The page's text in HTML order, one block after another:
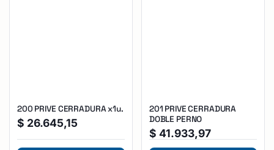
200 PRIVE CERRADURA x1u.
$ 26.645,15
201 PRIVE CERRADURA
DOBLE PERNO
$ 41.933,97